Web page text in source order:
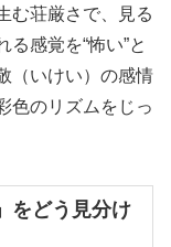
む荘厳さで、見る
感覚を“怖い”と
（いけい）の感情
色のリズムをじっ
をどう見分け